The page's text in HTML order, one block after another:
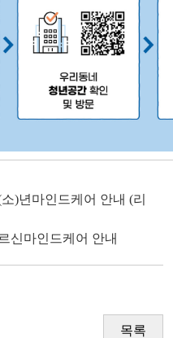
)년마인드케어 안내 (리
신마인드케어 안내
목록